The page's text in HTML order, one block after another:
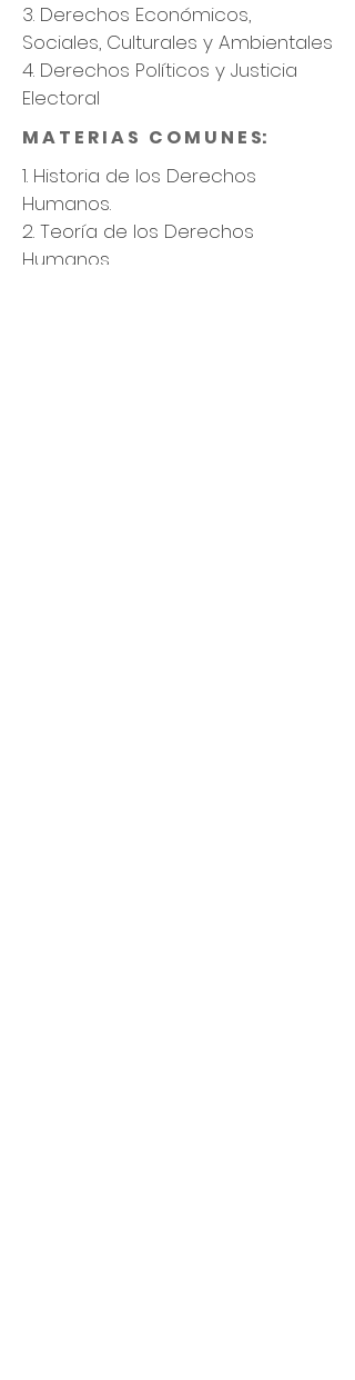
3. Derechos Económicos,
Sociales, Culturales y Ambientales
4. Derechos Políticos y Justicia
Electoral
M A T E R I A S C O M U N E S:
1. Historia de los Derechos
Humanos.
2. Teoría de los Derechos
Humanos.